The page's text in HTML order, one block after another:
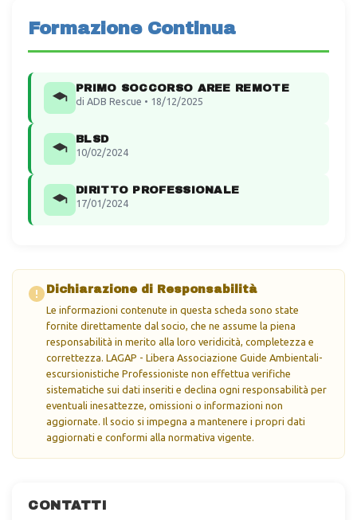
CONTATTI
Formazione Continua
PRIMO SOCCORSO AREE REMOTE
di ADB Rescue • 18/12/2025
BLSD
10/02/2024
DIRITTO PROFESSIONALE
17/01/2024
Dichiarazione di Responsabilità
Le informazioni contenute in questa scheda sono state
fornite direttamente dal socio, che ne assume la piena
responsabilità in merito alla loro veridicità, completezza e
correttezza. LAGAP - Libera Associazione Guide Ambientali-
escursionistiche Professioniste non effettua verifiche
sistematiche sui dati inseriti e declina ogni responsabilità per
eventuali inesattezze, omissioni o informazioni non
aggiornate. Il socio si impegna a mantenere i propri dati
aggiornati e conformi alla normativa vigente.